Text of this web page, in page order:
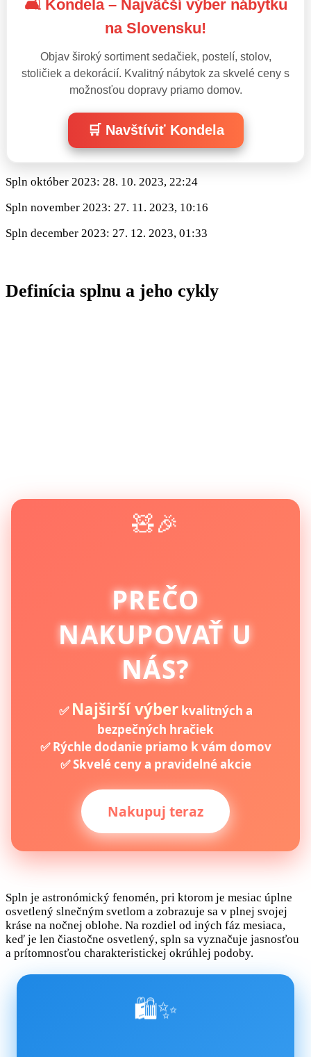
🛋️ Kondela – Najväčší výber nábytku
na Slovensku!
Objav široký sortiment sedačiek, postelí, stolov,
stoličiek a dekorácií. Kvalitný nábytok za skvelé ceny s
možnosťou dopravy priamo domov.
🛒 Navštíviť Kondela
Spln október 2023: 28. 10. 2023, 22:24
Spln november 2023: 27. 11. 2023, 10:16
Spln december 2023: 27. 12. 2023, 01:33
Definícia splnu a jeho cykly
🧸🎉
PREČO
NAKUPOVAŤ U
NÁS?
✅ Najširší výberkvalitných a
bezpečných hračiek
✅ Rýchle dodanie priamo k vám domov
✅ Skvelé ceny a pravidelné akcie
Nakupuj teraz
Spln je astronómický fenomén, pri ktorom je mesiac úplne
osvetlený slnečným svetlom a zobrazuje sa v plnej svojej
kráse na nočnej oblohe. Na rozdiel od iných fáz mesiaca,
keď je len čiastočne osvetlený, spln sa vyznačuje jasnosťou
a prítomnosťou charakteristickej okrúhlej podoby.
🛍️✨